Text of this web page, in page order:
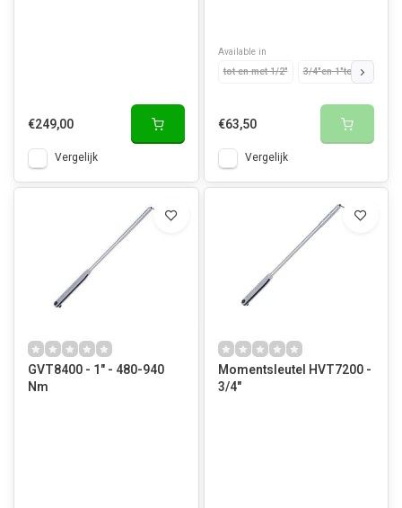
€249,00
Vergelijk
Available in
tot en met 1/2"
3/4"en 1"tot 1000 Nm
€63,50
Vergelijk
GVT8400 - 1" - 480-940
Nm
Momentsleutel HVT7200 -
3/4"